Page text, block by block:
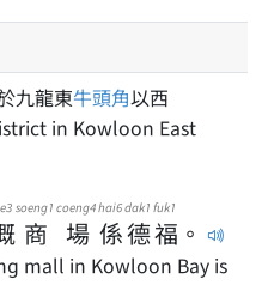
九龍東牛頭角以西
in Kowloon East
商
soeng1
場
coeng4
係
hai6
德
dak1
福
fuk1
。
mall in Kowloon Bay is